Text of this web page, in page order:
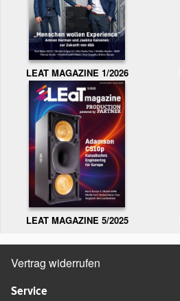
LEAT MAGAZINE 1/2026
LEAT MAGAZINE 5/2025
Vertrag widerrufen
Service